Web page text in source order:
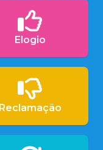
Elogio
Reclamação